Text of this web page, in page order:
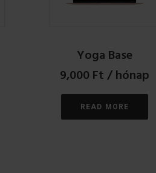
Yoga Base
9,000Ft/ hónap
READ MORE